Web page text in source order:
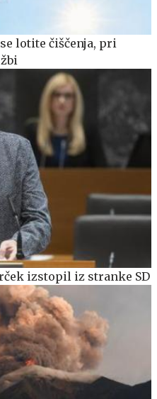
lotite čiščenja, pri
izstopil iz stranke SD